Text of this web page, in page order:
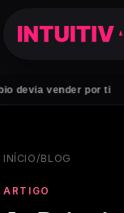
por ti
INÍCIO/BLOG
ARTIGO